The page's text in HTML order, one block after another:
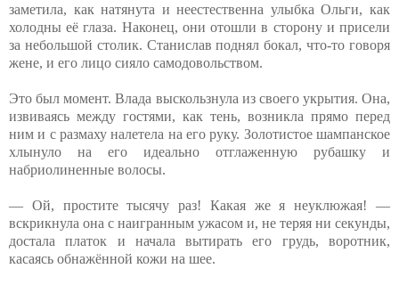
заметила, как натянута и неестественна улыбка Ольги, как
холодны её глаза. Наконец, они отошли в сторону и присели
за небольшой столик. Станислав поднял бокал, что-то говоря
жене, и его лицо сияло самодовольством.
Это был момент. Влада выскользнула из своего укрытия. Она,
извиваясь между гостями, как тень, возникла прямо перед
ним и с размаху налетела на его руку. Золотистое шампанское
хлынуло на его идеально отглаженную рубашку и
набриолиненные волосы.
— Ой, простите тысячу раз! Какая же я неуклюжая! —
вскрикнула она с наигранным ужасом и, не теряя ни секунды,
достала платок и начала вытирать его грудь, воротник,
касаясь обнажённой кожи на шее.